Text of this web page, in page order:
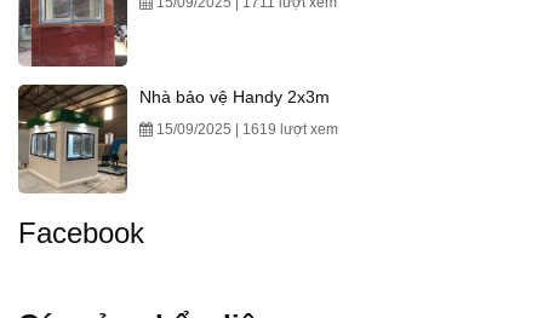
Nhà bảo vệ Handy 2x3m
15/09/2025 | 1619 lượt xem
Facebook